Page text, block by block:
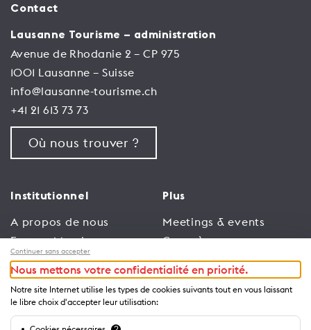
Contact
Lausanne Tourisme – administration
Avenue de Rhodanie 2 – CP 975
1001 Lausanne – Suisse
info@lausanne-tourisme.ch
+41 21 613 73 73
Où nous trouver ?
Institutionnel
A propos de nous
Espace Membres
Emploi
Conditions générales
d’utilisation
Politique de
Plus
Meetings & events
Congrès
Trade
Espace Médias
Annonceurs
Brochures et guides
Continuer sans accepter
Nous mettons votre confidentialité en priorité.
Notre site Internet utilise les types de cookies suivants tout en vous laissant
le libre choix d'accepter leur utilisation: